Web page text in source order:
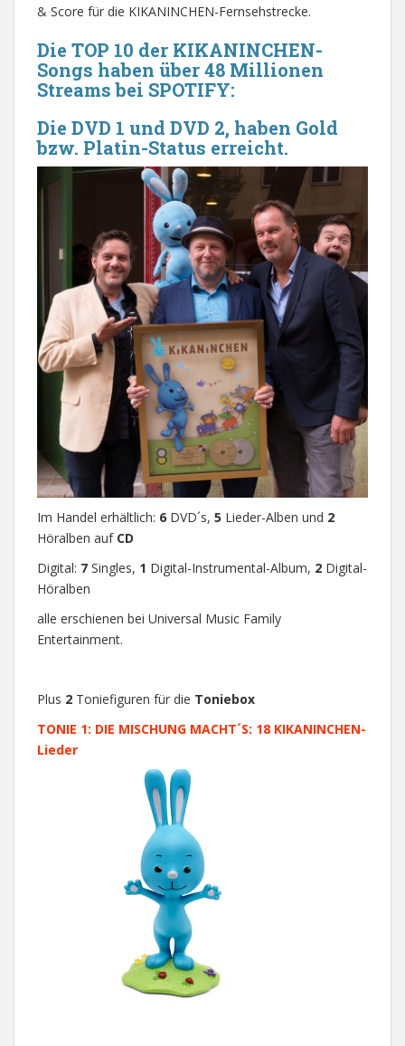
& Score für die KIKANINCHEN-Fernsehstrecke.
Die TOP 10 der KIKANINCHEN-
Songs haben über48 Millionen
Streams bei SPOTIFY:
Die DVD 1 und DVD 2, haben Gold
bzw. Platin-Status erreicht.
Im Handel erhältlich: 6 DVD´s, 5 Lieder-Alben und 2
Höralben auf CD
Digital: 7 Singles, 1 Digital-Instrumental-Album, 2 Digital-
Höralben
alle erschienen bei Universal Music Family
Entertainment.
Plus 2 Toniefiguren für die Toniebox
TONIE 1: DIE MISCHUNG MACHT´S: 18 KIKANINCHEN-
Lieder